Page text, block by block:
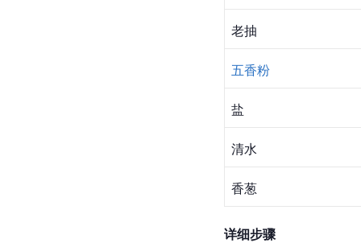
老抽
五香粉
盐
清水
香葱
详细步骤